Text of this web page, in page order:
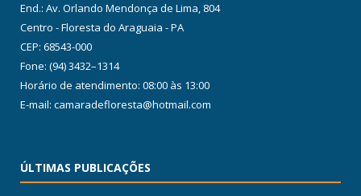
End.: Av. Orlando Mendonça de Lima, 804
Centro - Floresta do Araguaia - PA
CEP: 68543-000
Fone: (94) 3432–1314
Horário de atendimento: 08:00 às 13:00
E-mail: camaradefloresta@hotmail.com
ÚLTIMAS PUBLICAÇÕES